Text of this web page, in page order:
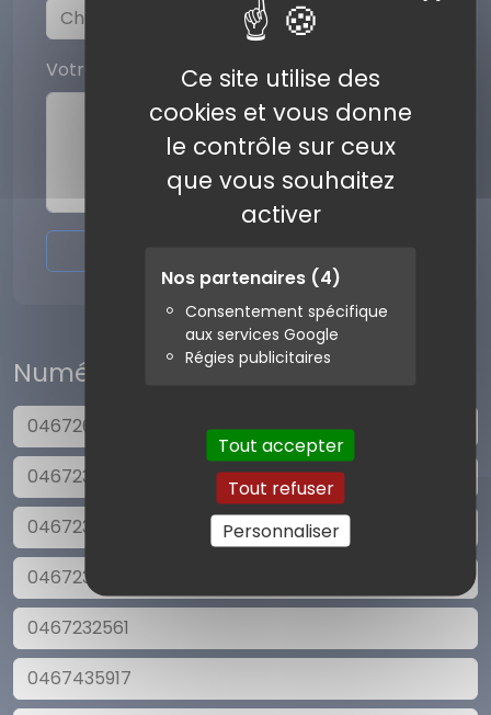
Ce site utilise des
cookies et vous donne
le contrôle sur ceux
que vous souhaitez
activer
Nos partenaires (4)
Consentement spécifique
aux services Google
Régies publicitaires
Tout accepter
Tout refuser
Personnaliser
Votre commentaire
Numéros similaires
0467260746
0467236022
0467236021
0467236020
0467232561
0467435917